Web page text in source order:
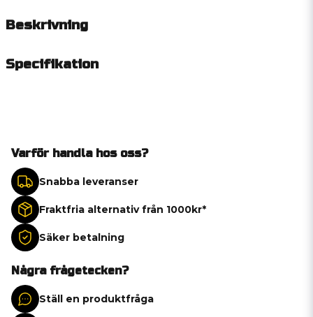
Beskrivning
Specifikation
Varför handla hos oss?
Snabba leveranser
Fraktfria alternativ från 1000kr*
Säker betalning
Några frågetecken?
Ställ en produktfråga